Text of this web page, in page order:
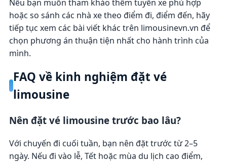
Nếu bạn muốn tham khảo thêm tuyến xe phù hợp
hoặc so sánh các nhà xe theo điểm đi, điểm đến, hãy
tiếp tục xem các bài viết khác trên limousinevn.vn để
chọn phương án thuận tiện nhất cho hành trình của
mình.
FAQ về kinh nghiệm đặt vé
limousine
Nên đặt vé limousine trước bao lâu?
Với chuyến đi cuối tuần, bạn nên đặt trước từ 2–5
ngày. Nếu đi vào lễ, Tết hoặc mùa du lịch cao điểm,